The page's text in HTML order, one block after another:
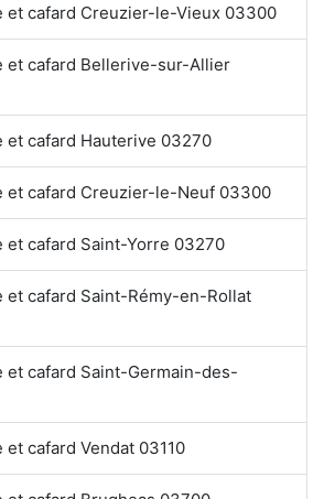
et cafard Creuzier-le-Vieux 03300
et cafard Bellerive-sur-Allier
et cafard Hauterive 03270
et cafard Creuzier-le-Neuf 03300
et cafard Saint-Yorre 03270
et cafard Saint-Rémy-en-Rollat
et cafard Saint-Germain-des-
cafard Vendat 03110